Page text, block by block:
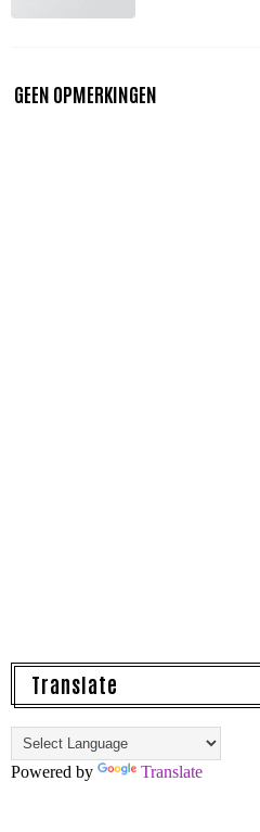
GEEN OPMERKINGEN
Translate
Powered by Translate